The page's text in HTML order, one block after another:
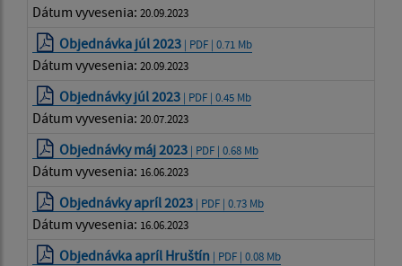
Dátum vyvesenia: 20.09.2023
Objednávka júl 2023 | PDF | 0.71 Mb
Dátum vyvesenia: 20.09.2023
Objednávky júl 2023 | PDF | 0.45 Mb
Dátum vyvesenia: 20.07.2023
Objednávky máj 2023 | PDF | 0.68 Mb
Dátum vyvesenia: 16.06.2023
Objednávky apríl 2023 | PDF | 0.73 Mb
Dátum vyvesenia: 16.06.2023
Objednávka apríl Hruštín | PDF | 0.08 Mb